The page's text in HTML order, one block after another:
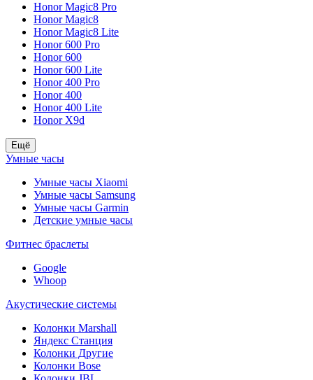
Honor Magic8 Pro
Honor Magic8
Honor Magic8 Lite
Honor 600 Pro
Honor 600
Honor 600 Lite
Honor 400 Pro
Honor 400
Honor 400 Lite
Honor X9d
Ещё
Умные часы
Умные часы Xiaomi
Умные часы Samsung
Умные часы Garmin
Детские умные часы
Фитнес браслеты
Google
Whoop
Акустические системы
Колонки Marshall
Яндекс Станция
Колонки Другие
Колонки Bose